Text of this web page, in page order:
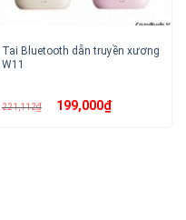
Tai Bluetooth dẫn truyền xương
W11
221,112₫ Giá
gốc199,000₫Giá